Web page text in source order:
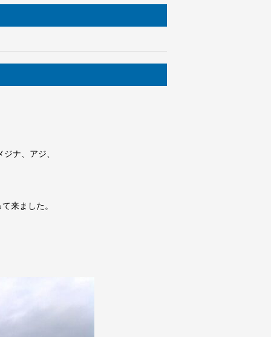
ナ、アジ、
来ました。